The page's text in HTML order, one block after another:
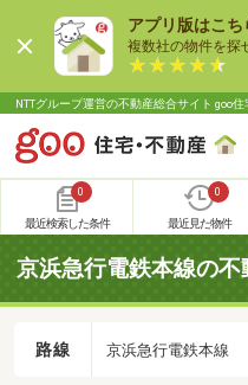
アプリ版はこち
複数社の物件を探
NTTグループ運営の不動産総合サイト goo
0
最近検索した条件
0
最近見た物件
京浜急行電鉄本線の
路線 京浜急行電鉄本線